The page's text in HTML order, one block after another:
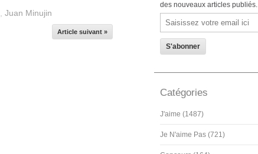
Juan Minujin
Article suivant »
des nouveaux articles publiés.
Email
Catégories
J'aime (1487)
Je N'aime Pas (721)